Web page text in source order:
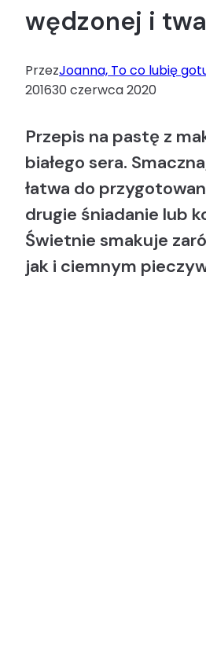
wędzonej i
PrzezJoanna, To co lubię
201630 czerwca 2020
Przepis na pastę z
białego sera.
łatwa do
drugie śniadanie lub
Świetnie smakuje
jak i ciemnym